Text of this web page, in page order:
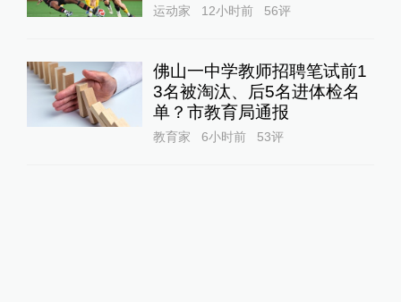
运动家 12小时前 56评
佛山一中学教师招聘笔试前1
3名被淘汰、后5名进体检名
单？市教育局通报
教育家 6小时前 53评